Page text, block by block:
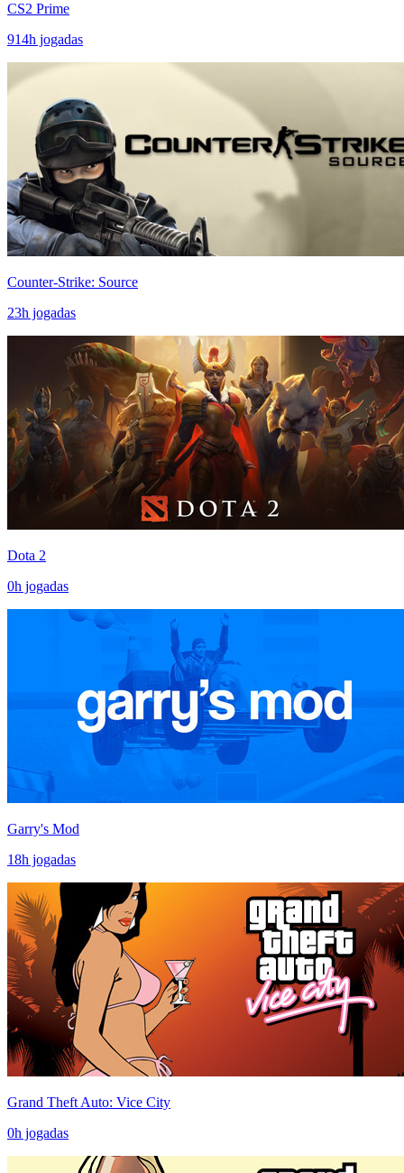
CS2 Prime
914h jogadas
Counter-Strike: Source
23h jogadas
Dota 2
0h jogadas
Garry's Mod
18h jogadas
Grand Theft Auto: Vice City
0h jogadas